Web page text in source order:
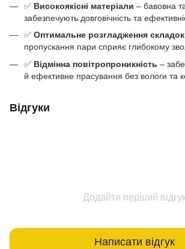
✅ Високоякісні матеріали – бавовна
забезпечують довговічність та
✅ Оптимальне розгладження складок
пропускання пари сприяє глибокому
✅ Відмінна повітропроникність –
й ефективне прасування без вологи та
Відгуки
Додайте перший
Написати відгук